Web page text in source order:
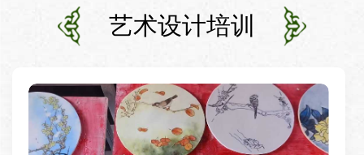
艺术设计培训